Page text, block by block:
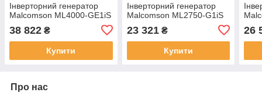
Інверторний генератор
Malcomson ML4000-GE1iS
38 822 ₴
Купити
Інверторний генератор
Malcomson ML2750-G1iS
23 321₴
Купити
26
Про нас